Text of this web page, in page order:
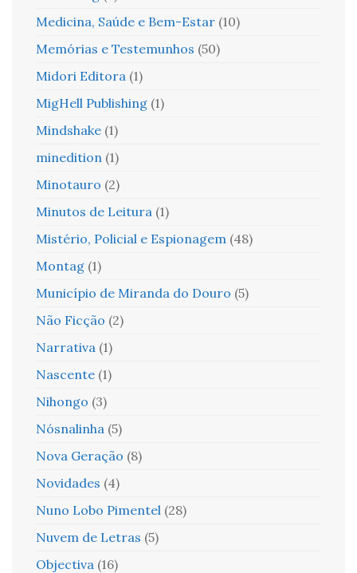
Medicina, Saúde e Bem-Estar (10)
Memórias e Testemunhos (50)
Midori Editora (1)
MigHell Publishing (1)
Mindshake (1)
minedition (1)
Minotauro (2)
Minutos de Leitura (1)
Mistério, Policial e Espionagem (48)
Montag (1)
Município de Miranda do Douro (5)
Não Ficção (2)
Narrativa (1)
Nascente (1)
Nihongo (3)
Nósnalinha (5)
Nova Geração (8)
Novidades (4)
Nuno Lobo Pimentel (28)
Nuvem de Letras (5)
Objectiva (16)